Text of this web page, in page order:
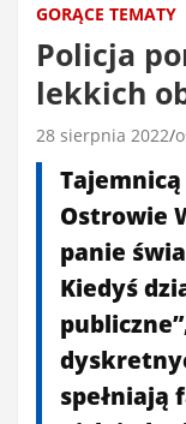
GORĄCE TEMATY
Policja
lekkich
28 sierpnia 2022
Ostrowie
panie
Kiedyś
spełniają